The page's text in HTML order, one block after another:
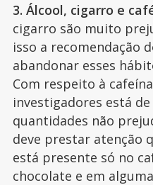
3. Álcool, cigarro e
cigarro são muito
isso a recomendação
abandonar esses
Com respeito à
investigadores está
quantidades não
deve prestar atenção
está presente só no
chocolate e em